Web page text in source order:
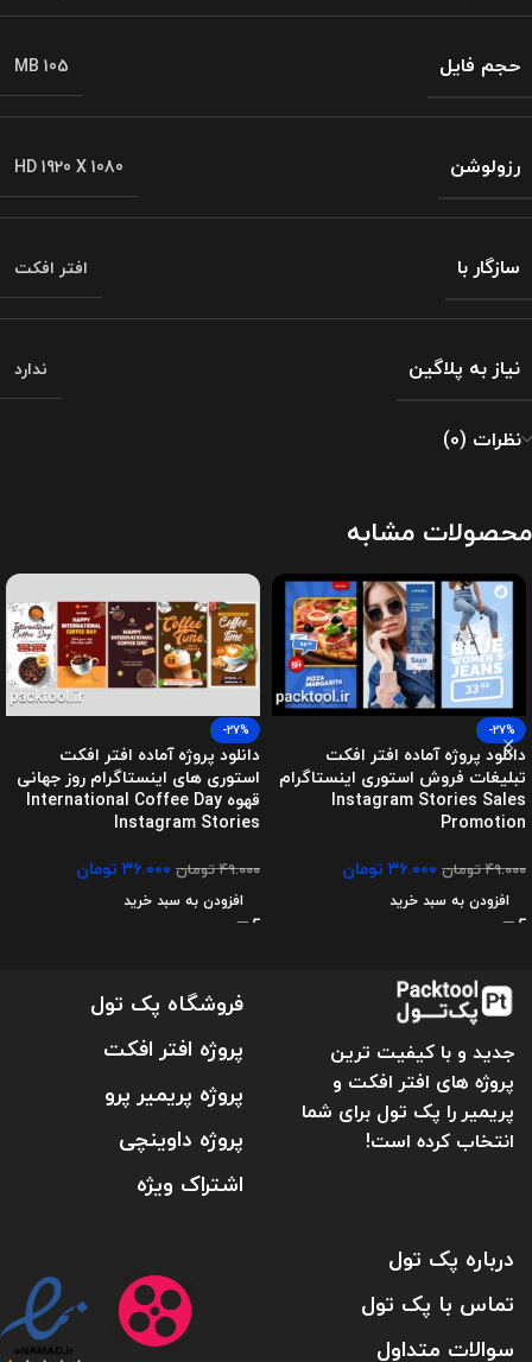
حجم فایل MB 105
رزولوشن HD 1920 X 1080
سازگار با افتر افکت
نیاز به پلاگین ندارد
نظرات (0)
محصولات مشابه
-27%
دانلود پروژه آماده افتر افکت
تبلیغات فروش استوری اینستاگرام
Instagram Stories Sales
Promotion
۴۹.۰۰۰تومان ۳۶.۰۰۰ تومان
افزودن به سبد خرید
-27%
دانلود پروژه آماده افتر افکت
استوری های اینستاگرام روز جهانی
قهوه International Coffee Day
Instagram Stories
۴۹.۰۰۰تومان ۳۶.۰۰۰ تومان
افزودن به سبد خرید
جدید و با کیفیت ترین
پروژه های افتر افکت و
پریمیر را پک تول برای شما
انتخاب کرده است!
فروشگاه پک تول
پروژه افتر افکت
پروژه پریمیر پرو
پروژه داوینچی
اشتراک ویژه
درباره پک تول
تماس با پک تول
سوالات متداول